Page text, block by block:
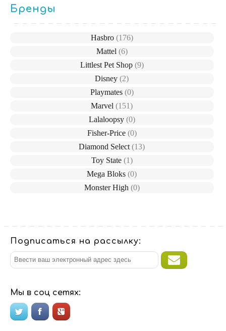
Бренды
Hasbro (176)
Mattel (6)
Littlest Pet Shop (9)
Disney(2)
Playmates (0)
Marvel(151)
Lalaloopsy (0)
Fisher-Price (0)
Diamond Select(13)
Toy State (1)
Mega Bloks(0)
Monster High (0)
Подписаться на рассылку:
Мы в соц сетях: